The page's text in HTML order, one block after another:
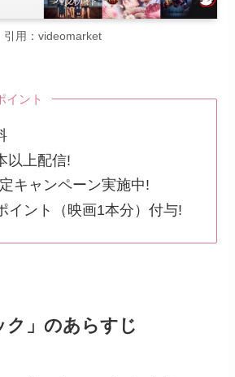
引用：videomarket
イント
以上配信!
キャンペーン実施中!
イント（映画1本分）付与!
ク」のあらすじ